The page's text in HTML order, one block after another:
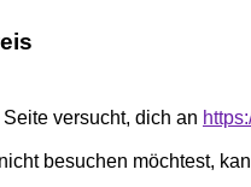
versucht, dich an
besuchen möchtest,